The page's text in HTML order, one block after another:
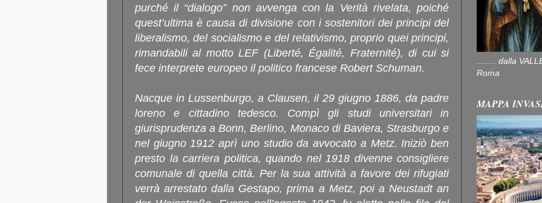
purché il “dialogo” non avvenga con la Verità rivelata, poiché
quest’ultima è causa di divisione con i sostenitori dei principi del
liberalismo, del socialismo e del relativismo, proprio quei principi,
rimandabili al motto LEF (Liberté, Égalité, Fraternité), di cui si
fece interprete europeo il politico francese Robert Schuman.
Nacque in Lussenburgo, a Clausen, il 29 giugno 1886, da padre
loreno e cittadino tedesco. Compì gli studi universitari in
giurisprudenza a Bonn, Berlino, Monaco di Baviera, Strasburgo e
nel giugno 1912 aprì uno studio da avvocato a Metz. Iniziò ben
presto la carriera politica, quando nel 1918 divenne consigliere
comunale di quella città. Per la sua attività a favore dei rifugiati
verrà arrestato dalla Gestapo, prima a Metz, poi a Neustadt an
........ dalla
Roma
MAPPA